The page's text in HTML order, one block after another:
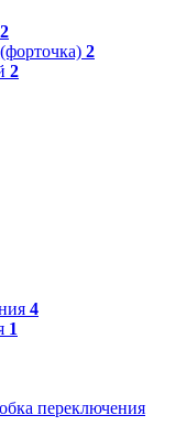
2
2
2
4
1
переключения